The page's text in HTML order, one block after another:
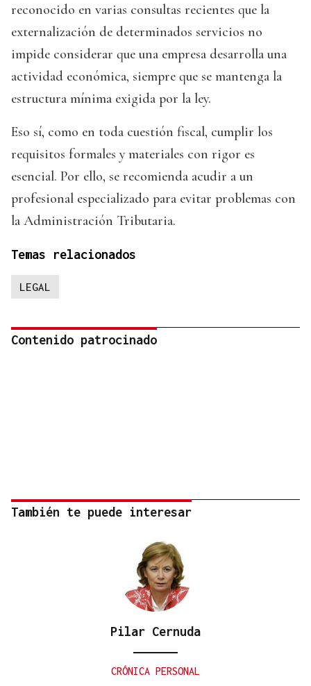
reconocido en varias consultas recientes que la
externalización de determinados servicios no
impide considerar que una empresa desarrolla una
actividad económica, siempre que se mantenga la
estructura mínima exigida por la ley.
Eso sí, como en toda cuestión fiscal, cumplir los
requisitos formales y materiales con rigor es
esencial. Por ello, se recomienda acudir a un
profesional especializado para evitar problemas con
la Administración Tributaria.
Temas relacionados
LEGAL
Contenido patrocinado
También te puede interesar
Pilar Cernuda
CRÓNICA PERSONAL